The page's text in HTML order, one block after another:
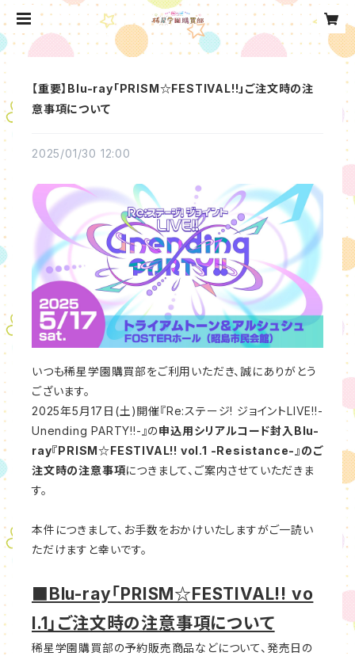
【重要】Blu-ray「PRISM☆FESTIVAL!!」ご注文時の注
意事項について
2025/01/30 12:00
いつも稀星学園購買部をご利用いただき、誠にありがとう
ございます。
2025年5月17日(土)開催『Re:ステージ! ジョイントLIVE!!-
Unending PARTY!!-』の申込用シリアルコード封入Blu-
ray『PRISM☆FESTIVAL!! vol.1 -Resistance-』のご
注文時の注意事項につきまして、ご案内させていただきま
す。
本件につきまして、お手数をおかけいたしますがご一読い
ただけますと幸いです。
■Blu-ray「PRISM☆FESTIVAL!! vo
l.1」ご注文時の注意事項について
稀星学園購買部の予約販売商品などについて、発売日の